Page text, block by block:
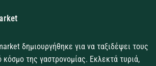
δημιουργήθηκε για να ταξιδέψει τους
κόσμο της γαστρονομίας. Εκλεκτά τυριά,